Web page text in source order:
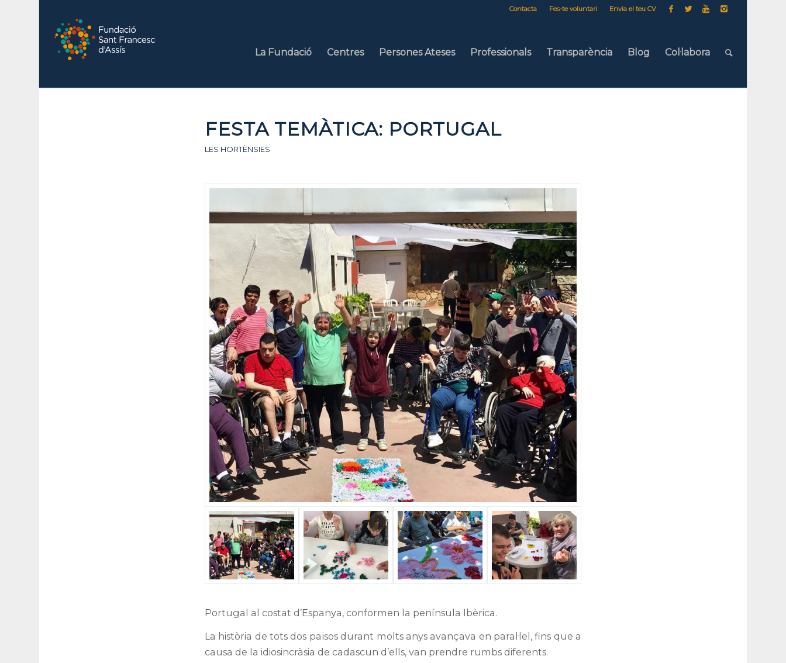
Contacta Fes-te voluntari Envia el teu CV
La Fundació Centres Persones Ateses Professionals Transparència Blog Col·labora
FESTA TEMÀTICA: PORTUGAL
LES HORTÈNSIES
Portugal al costat d’Espanya, conformen la península Ibèrica.
La història de tots dos països durant molts anys avançava en paral·lel, fins que a
causa de la idiosincràsia de cadascun d’ells, van prendre rumbs diferents.